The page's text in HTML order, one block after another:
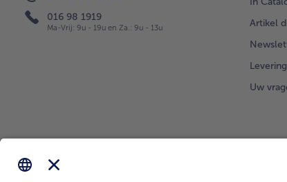
016 98 1919
Ma-Vrij: 9u - 19u en Za.: 9u - 13u
Artikel
Levering
Uw